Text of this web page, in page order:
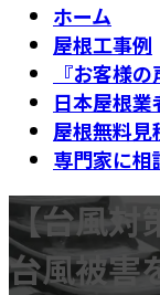
ホーム
屋根工事例
『お客様の
日本屋根
屋根無料見
専門家に相
【台風対
台風被害